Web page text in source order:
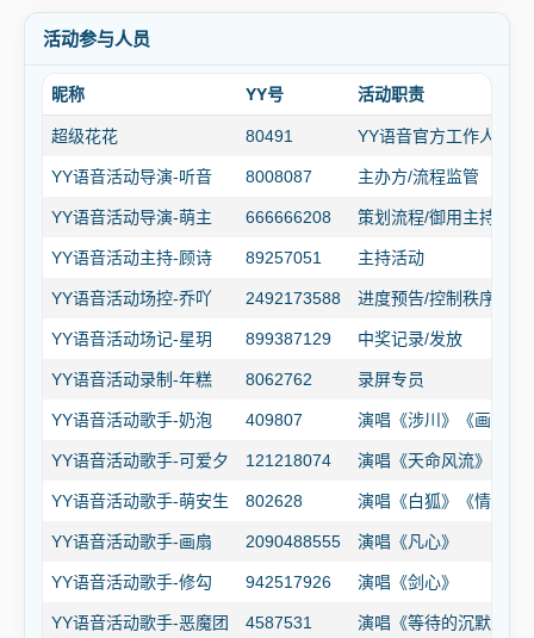
活动参与人员
昵称 YY号 活动职责
超级花花 80491 YY语音官方工作人员
YY语音活动导演-听音 8008087 主办方/流程监管
YY语音活动导演-萌主 666666208 策划流程/御用主持
YY语音活动主持-顾诗 89257051 主持活动
YY语音活动场控-乔吖 2492173588 进度预告/控制秩序
YY语音活动场记-星玥 899387129 中奖记录/发放
YY语音活动录制-年糕 8062762 录屏专员
YY语音活动歌手-奶泡 409807 演唱《涉川》《画情》
YY语音活动歌手-可爱夕 121218074 演唱《天命风流》
YY语音活动歌手-萌安生 802628 演唱《白狐》《情师》
YY语音活动歌手-画扇 2090488555 演唱《凡心》
YY语音活动歌手-修勾 942517926 演唱《剑心》
YY语音活动歌手-恶魔团 4587531 演唱《等待的沉默》《